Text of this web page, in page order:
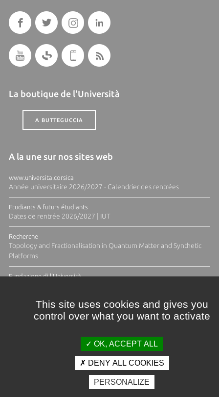
La boutique de l'Università
A BUTTEGUCCIA
A la une sur nos sites web
www.universita.corsica
Année universitaire 2026/2027 - Calendrier des rentrées
Etudiants & futurs étudiants
Dates de rentrée 2026/2027 | IUT
Recherche
Topology and Fractionalisation in Quantum Matter and Synthetic
Platforms
Fundazione di l'Università
Crédits et mentions légales
Espace presse
Photothèque
This site uses cookies and gives you
control over what you want to activate
OK, ACCEPT ALL
DENY ALL COOKIES
PERSONALIZE